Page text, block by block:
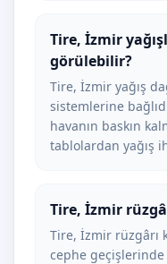
Tire, İzmir
görülebilir?
Tire, İzmir yağış
sistemlerine
havanın baskın
tablolardan yağış
Tire, İzmir
Tire, İzmir rüzgârı
cephe geçişlerinde